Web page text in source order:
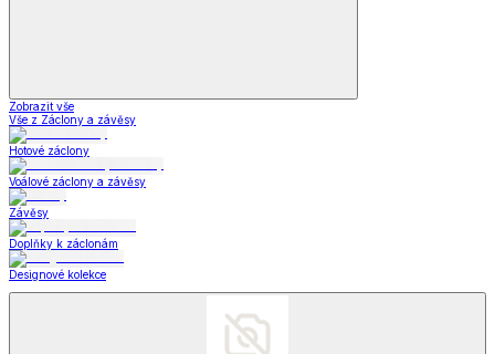
Zobrazit vše
Vše z Záclony a závěsy
Hotové záclony
Voálové záclony a závěsy
Závěsy
Doplňky k záclonám
Designové kolekce